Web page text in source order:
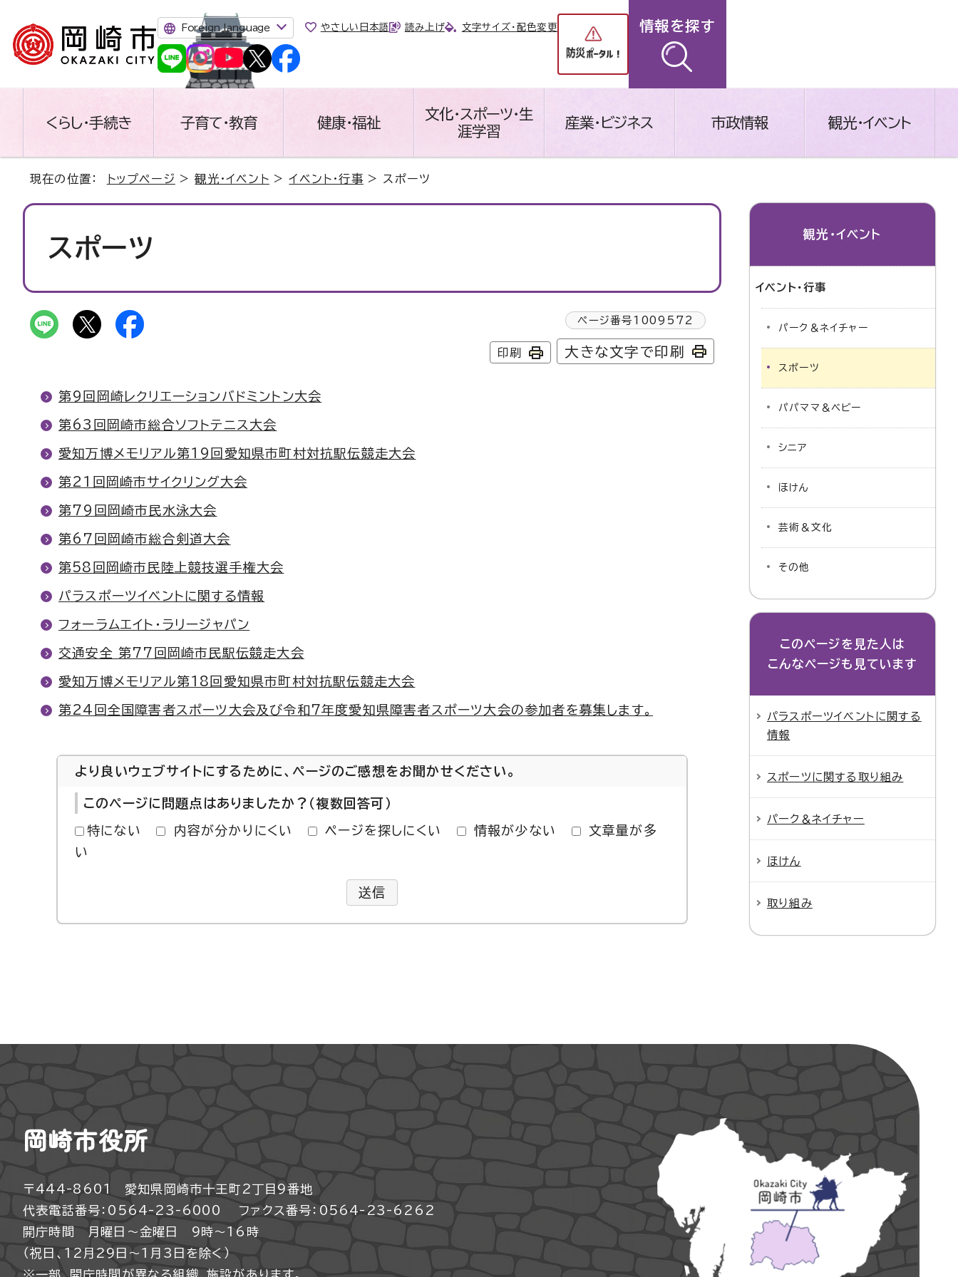
Foreign language やさしい日本語 読み上げ 文字サイズ・配色変更 情報を探す
くらし・手続き 子育て・教育 健康・福祉
文化・スポーツ・生
涯学習
産業・ビジネス 市政情報 観光・イベント
現在の位置： トップページ >観光・イベント >イベント・行事 > スポーツ
スポーツ
ページ番号 1009572
印刷 大きな文字で印刷
第9回岡崎レクリエーションバドミントン大会
第63回岡崎市総合ソフトテニス大会
愛知万博メモリアル第19回愛知県市町村対抗駅伝競走大会
第21回岡崎市サイクリング大会
第79回岡崎市民水泳大会
第67回岡崎市総合剣道大会
第58回岡崎市民陸上競技選手権大会
パラスポーツイベントに関する情報
フォーラムエイト・ラリージャパン
交通安全 第77回岡崎市民駅伝競走大会
愛知万博メモリアル第18回愛知県市町村対抗駅伝競走大会
第24回全国障害者スポーツ大会及び令和7年度愛知県障害者スポーツ大会の参加者を募集します。
より良いウェブサイトにするために、ページのご感想をお聞かせください。
このページに問題点はありましたか？（複数回答可）
特にない 内容が分かりにくい ページを探しにくい 情報が少ない
文章量が多
い
送信
観光・イベント
イベント・行事
パーク＆ネイチャー
スポーツ
パパママ＆ベビー
シニア
ほけん
芸術＆文化
その他
このページを見た人は
こんなページも見ています
パラスポーツイベントに関する
情報
スポーツに関する取り組み
パーク＆ネイチャー
ほけん
取り組み
岡崎市役所
〒444-8601 愛知県岡崎市十王町2丁目9番地
代表電話番号：0564-23-6000
ファクス番号：0564-23-6262
開庁時間 月曜日～金曜日 9時～16時
（祝日、12月29日～1月3日を除く）
※一部、開庁時間が異なる組織、施設があります。